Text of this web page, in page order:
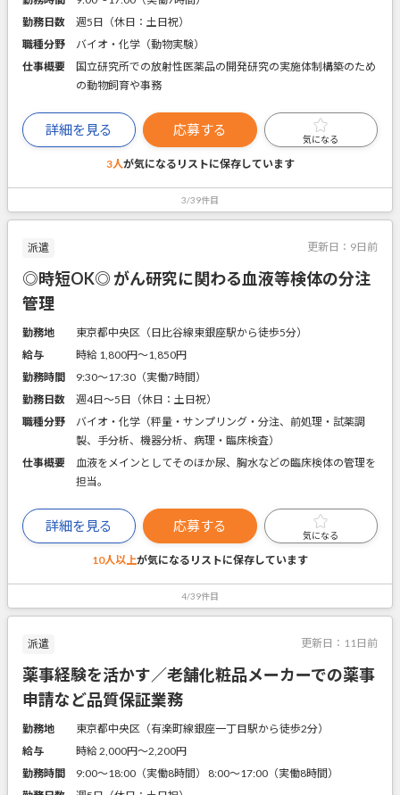
勤務日数
週5日（休日：土日祝）
職種分野
バイオ・化学（動物実験）
仕事概要
国立研究所での放射性医薬品の開発研究の実施体制構築のため
の動物飼育や事務
詳細を見る 応募する
気になる
3人が気になるリストに保存しています
3/39件目
派遣 更新日： 9日前
◎時短OK◎ がん研究に関わる血液等検体の分注
管理
勤務地
東京都中央区（日比谷線東銀座駅から徒歩5分）
給与
時給 1,800円〜1,850円
勤務時間
9:30～17:30（実働7時間）
勤務日数
週4日～5日（休日：土日祝）
職種分野
バイオ・化学（秤量・サンプリング・分注、前処理・試薬調
製、手分析、機器分析、病理・臨床検査）
仕事概要
血液をメインとしてそのほか尿、胸水などの臨床検体の管理を
担当。
詳細を見る 応募する
気になる
10人以上が気になるリストに保存しています
4/39件目
派遣 更新日： 11日前
薬事経験を活かす／老舗化粧品メーカーでの薬事
申請など品質保証業務
勤務地
東京都中央区（有楽町線銀座一丁目駅から徒歩2分）
給与
時給 2,000円〜2,200円
勤務時間
9:00～18:00（実働8時間） 8:00～17:00（実働8時間）